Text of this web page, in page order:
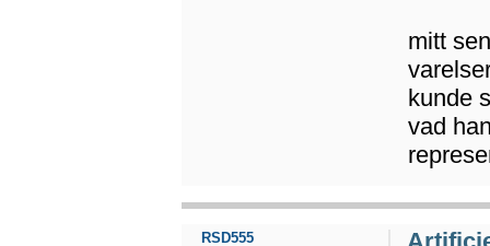
mitt
kunde
vad
RSD555